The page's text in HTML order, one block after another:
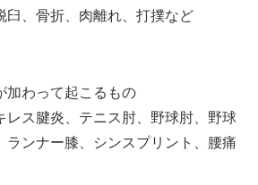
臼、骨折、肉離れ、打撲など
加わって起こるもの
レス腱炎、テニス肘、野球肘、野球
ランナー膝、シンスプリント、腰痛